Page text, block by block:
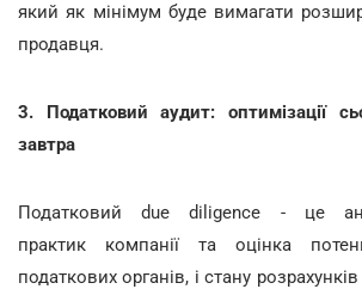
який як мінімум буде вимагати
продавця.
3. Податковий аудит: оптимізації
завтра
Податковий due diligence - це
практик компанії та оцінка
податкових органів, і стану